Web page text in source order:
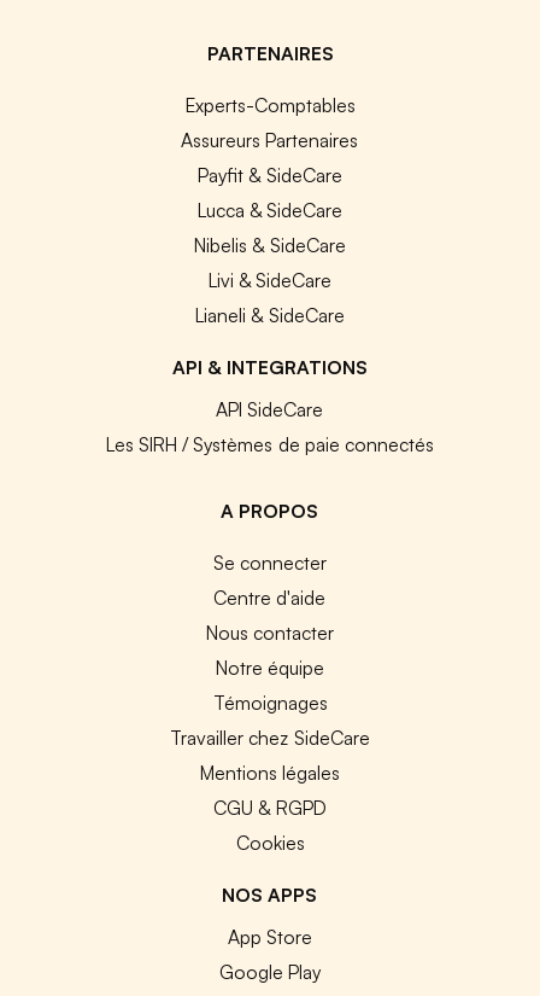
PARTENAIRES
Experts-Comptables
Assureurs Partenaires
Payfit & SideCare
Lucca & SideCare
Nibelis & SideCare
Livi & SideCare
Lianeli & SideCare
API & INTEGRATIONS
API SideCare
Les SIRH / Systèmes de paie connectés
A PROPOS
Se connecter
Centre d'aide
Nous contacter
Notre équipe
Témoignages
Travailler chez SideCare
Mentions légales
CGU & RGPD
Cookies
NOS APPS
App Store
Google Play